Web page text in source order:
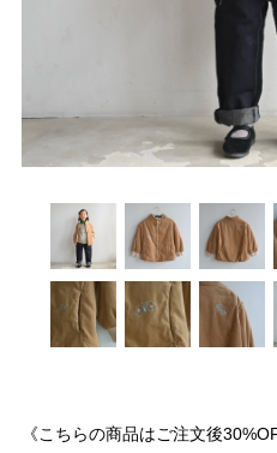
《こちらの商品はご注文後